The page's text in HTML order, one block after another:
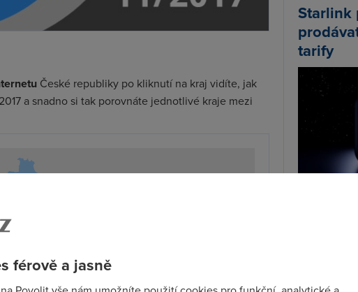
České republiky po kliknutí na kraj vidíte, jak
a snadno si tak porovnáte jednotlivé kraje mezi
Starlink
tarify
SpaceX
Times
Starlinku.
férově a jasně